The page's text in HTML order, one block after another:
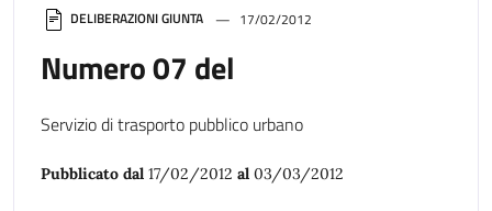
DELIBERAZIONI GIUNTA 17/02/2012
Numero 07 del
Servizio di trasporto pubblico urbano
Pubblicato dal 17/02/2012 al 03/03/2012